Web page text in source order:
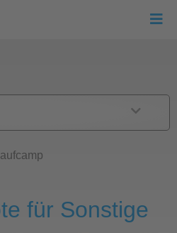
Laufcamp
für Sonstige